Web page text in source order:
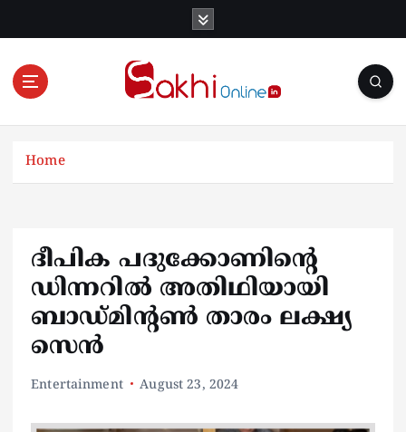
Online News Portal
Home
ദീപിക പദുക്കോണിന്‍റെ
ഡിന്നറില്‍ അതിഥിയായി
ബാഡ്മിന്‍റണ്‍ താരം ലക്ഷ്യ
സെന്‍
Entertainment August 23, 2024